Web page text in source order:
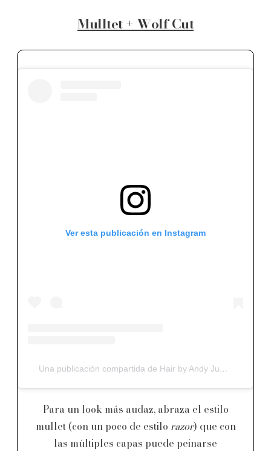
Mulltet + Wolf Cut
Ver esta publicación en Instagram
Una publicación compartida de Hair by Andy Judd (@andy_doesyourhair)
Para un look más audaz, abraza el estilo
mullet (con un poco de estilo razor) que con
las múltiples capas puede peinarse